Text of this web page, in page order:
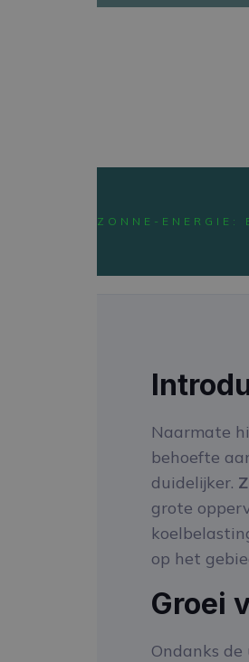
ZONNE-ENERGIE:
Naarmate
behoefte
duidelijker.
grote
op het
Groei
Ondanks